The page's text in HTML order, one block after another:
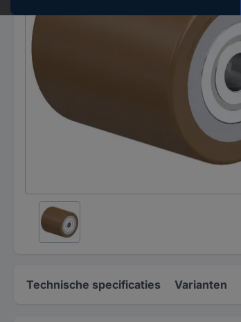
Technische specificaties Varianten